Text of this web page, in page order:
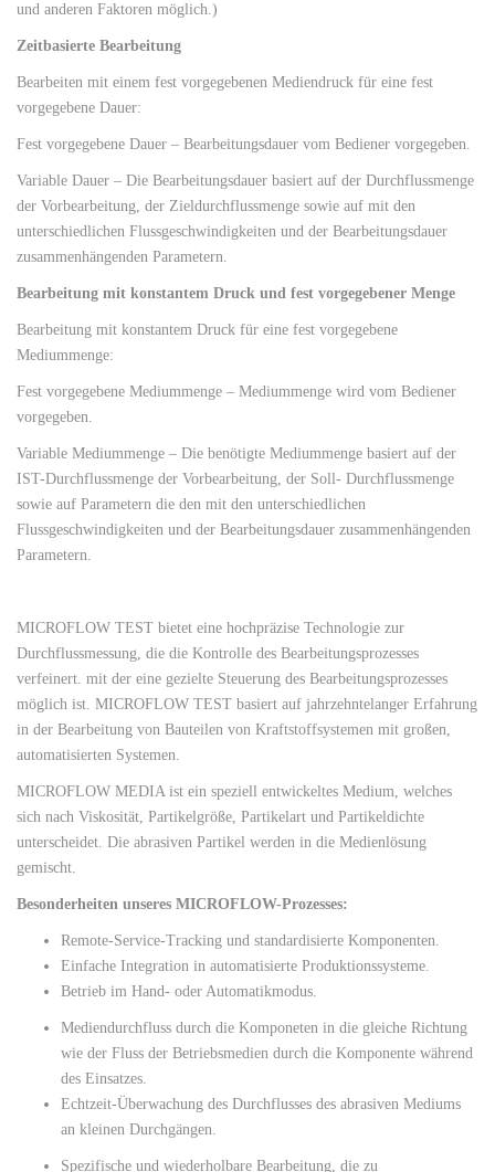
und anderen Faktoren möglich.)
Zeitbasierte Bearbeitung
Bearbeiten mit einem fest vorgegebenen Mediendruck für eine fest
vorgegebene Dauer:
Fest vorgegebene Dauer – Bearbeitungsdauer vom Bediener vorgegeben.
Variable Dauer – Die Bearbeitungsdauer basiert auf der Durchflussmenge
der Vorbearbeitung, der Zieldurchflussmenge sowie auf mit den
unterschiedlichen Flussgeschwindigkeiten und der Bearbeitungsdauer
zusammenhängenden Parametern.
Bearbeitung mit konstantem Druck und fest vorgegebener Menge
Bearbeitung mit konstantem Druck für eine fest vorgegebene
Mediummenge:
Fest vorgegebene Mediummenge – Mediummenge wird vom Bediener
vorgegeben.
Variable Mediummenge – Die benötigte Mediummenge basiert auf der
IST-Durchflussmenge der Vorbearbeitung, der Soll- Durchflussmenge
sowie auf Parametern die den mit den unterschiedlichen
Flussgeschwindigkeiten und der Bearbeitungsdauer zusammenhängenden
Parametern.
MICROFLOW TEST bietet eine hochpräzise Technologie zur
Durchflussmessung, die die Kontrolle des Bearbeitungsprozesses
verfeinert. mit der eine gezielte Steuerung des Bearbeitungsprozesses
möglich ist. MICROFLOW TEST basiert auf jahrzehntelanger Erfahrung
in der Bearbeitung von Bauteilen von Kraftstoffsystemen mit großen,
automatisierten Systemen.
MICROFLOW MEDIA ist ein speziell entwickeltes Medium, welches
sich nach Viskosität, Partikelgröße, Partikelart und Partikeldichte
unterscheidet. Die abrasiven Partikel werden in die Medienlösung
gemischt.
Besonderheiten unseres MICROFLOW-Prozesses:
Remote-Service-Tracking und standardisierte Komponenten.
Einfache Integration in automatisierte Produktionssysteme.
Betrieb im Hand- oder Automatikmodus.
Mediendurchfluss durch die Komponeten in die gleiche Richtung
wie der Fluss der Betriebsmedien durch die Komponente während
des Einsatzes.
Echtzeit-Überwachung des Durchflusses des abrasiven Mediums
an kleinen Durchgängen.
Spezifische und wiederholbare Bearbeitung, die zu